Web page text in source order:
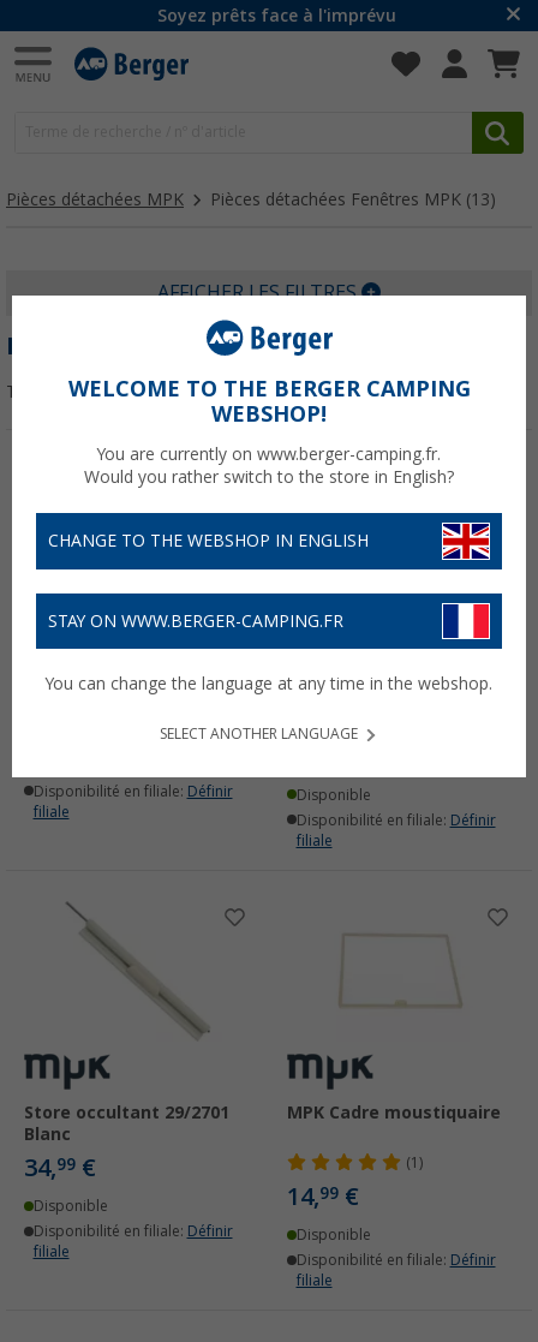
Soyez prêts face à l'imprévu
Pièces détachées MPK Pièces détachées Fenêtres MPK (13)
AFFICHER LES FILTRES
PIÈCES DÉTACHÉES FENÊTRES MPK
Trier par :
Cadre moustiquaire Store
blanc
Disponibilité en filiale: Définir
filiale
Kit de verrouillage MPK
Disponible
Disponibilité en filiale: Définir
filiale
Store occultant 29/2701
Blanc
34,99 €
Disponible
Disponibilité en filiale: Définir
filiale
MPK Cadre moustiquaire
(1)
14,99 €
Disponible
Disponibilité en filiale: Définir
filiale
WELCOME TO THE BERGER CAMPING
WEBSHOP!
You are currently on www.berger-camping.fr.
Would you rather switch to the store in English?
CHANGE TO THE WEBSHOP IN ENGLISH
STAY ON WWW.BERGER-CAMPING.FR
You can change the language at any time in the webshop.
SELECT ANOTHER LANGUAGE